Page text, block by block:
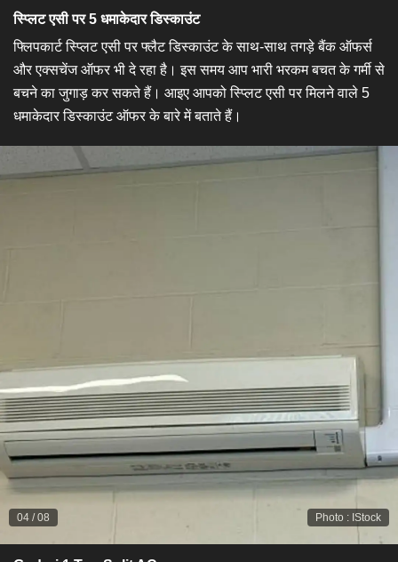
स्प्लिट एसी पर 5 धमाकेदार डिस्काउंट
फ्लिपकार्ट स्प्लिट एसी पर फ्लैट डिस्काउंट के साथ-साथ तगड़े बैंक ऑफर्स
और एक्सचेंज ऑफर भी दे रहा है। इस समय आप भारी भरकम बचत के गर्मी से
बचने का जुगाड़ कर सकते हैं। आइए आपको स्प्लिट एसी पर मिलने वाले 5
धमाकेदार डिस्काउंट ऑफर के बारे में बताते हैं।
Photo : IStock
04 /08